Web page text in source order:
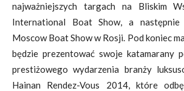
najważniejszych targach na Bliskim
International Boat Show, a następnie
Moscow Boat Show w Rosji. Pod koniec
będzie prezentować swoje katamarany
prestiżowego wydarzenia branży
Hainan Rendez-Vous 2014, które